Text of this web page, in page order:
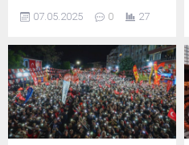
Terminali’nde yaz aylarında
karşılamak ve trafik akışını
daha verimli hale getirmek
amacıyla kapsamlı bir
altyapı iyileştirme süreci
başlattı. Bursa’da altyapıdan
üstyapıya, kültürden sanata
07.05.2025 0 27